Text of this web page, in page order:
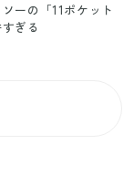
ーの「11ポケット
ぎる